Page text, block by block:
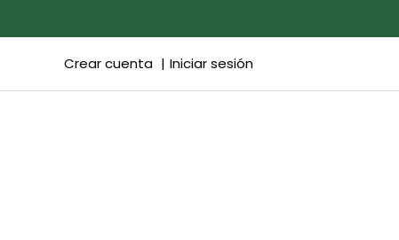
Crear cuenta Iniciar sesión